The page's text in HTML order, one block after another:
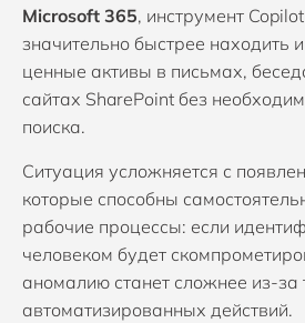
Microsoft 365, инструмент
значительно быстрее находить
ценные активы в письмах,
сайтах SharePoint без
поиска.
Ситуация усложняется с
которые способны
рабочие процессы: если
человеком будет
аномалию станет сложнее из-за
автоматизированных действий.